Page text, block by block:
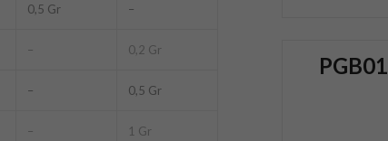
0,5 Gr –
– 0,2 Gr
– 0,5 Gr
– 1 Gr